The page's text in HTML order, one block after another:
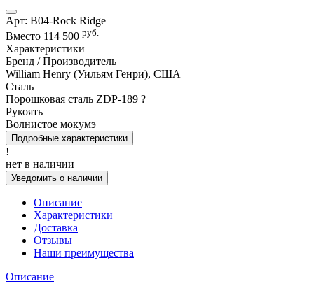
Арт: B04-Rock Ridge
Вместо 114 500 руб.
Характеристики
Бренд / Производитель
William Henry (Уильям Генри), США
Сталь
Порошковая сталь ZDP-189 ?
Рукоять
Волнистое мокумэ
Подробные характеристики
!
нет в наличии
Уведомить о наличии
Описание
Характеристики
Доставка
Отзывы
Наши преимущества
Описание